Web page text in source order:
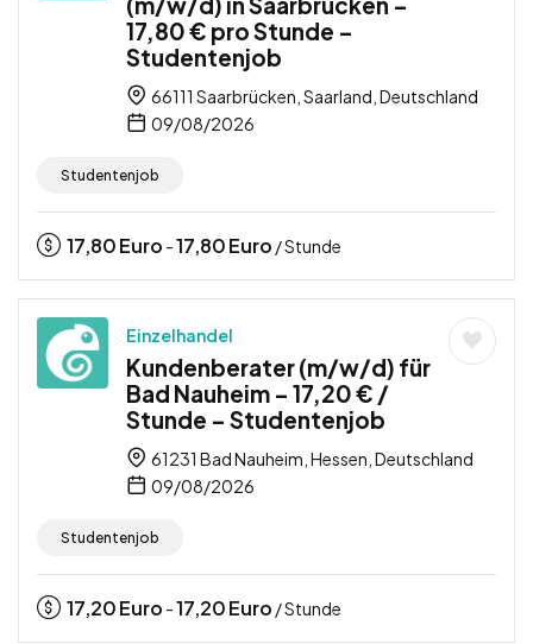
17,80 € pro Stunde –
Studentenjob
66111 Saarbrücken, Saarland, Deutschland
09/08/2026
Studentenjob
17,80Euro -17,80Euro / Stunde
Einzelhandel
Kundenberater (m/w/d) für
Bad Nauheim – 17,20 € /
Stunde – Studentenjob
61231 Bad Nauheim, Hessen, Deutschland
09/08/2026
Studentenjob
17,20Euro -17,20Euro / Stunde